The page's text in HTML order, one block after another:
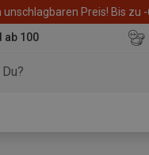
Preis! Bis zu
ab 100